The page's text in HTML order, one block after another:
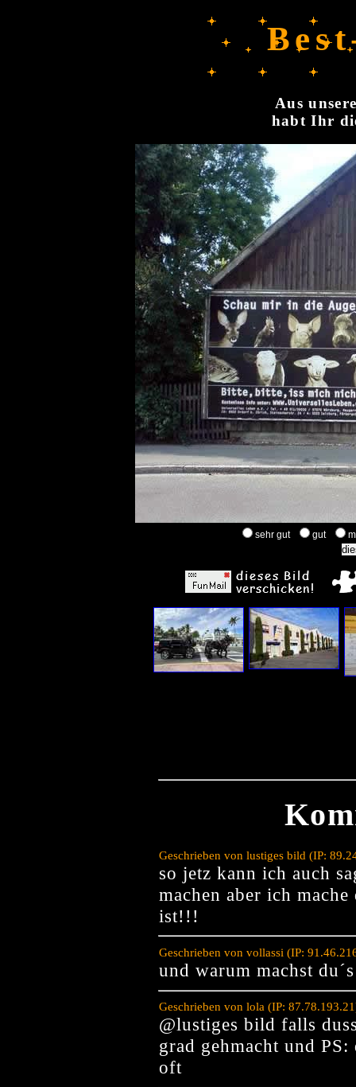
Aus
habt Ihr
sehr gut gut
Geschrieben von lustiges bild (IP:
so jetz kann ich auch
machen aber ich
ist!!!
Geschrieben von vollassi (IP:
und warum machst
Geschrieben von lola (IP:
@lustiges bild falls
grad gehmacht und
oft